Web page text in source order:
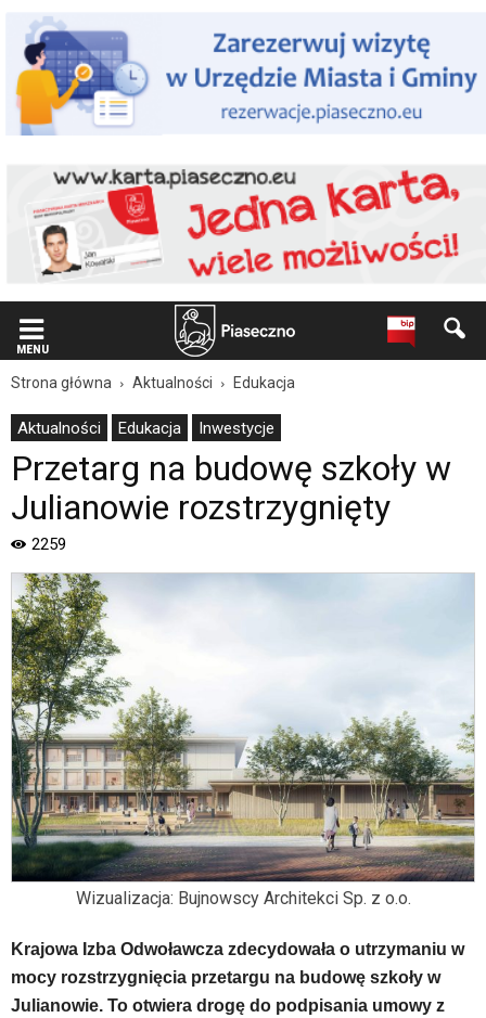
użytkowników
czytników
ekranowych Znajdujesz
się
podstronie
budowę
szkoły
Julianowie
rozstrzygnięty
Oficjalna
Miasta
Gminy
Strona
menu
skiplinks
pozwalające
szybko
przechodzić
do
treści,
które
znajduje
się
bezpośrednio
pod
tą
wiadomością.
nie
wyposażona
w
MENU
Strona główna Aktualności Edukacja
Aktualności Edukacja Inwestycje
Przetarg na budowę szkoły w
Julianowie rozstrzygnięty
2259
Wizualizacja: Bujnowscy Architekci Sp. z o.o.
Krajowa Izba Odwoławcza zdecydowała o utrzymaniu w
mocy rozstrzygnięcia przetargu na budowę szkoły w
Julianowie. To otwiera drogę do podpisania umowy z